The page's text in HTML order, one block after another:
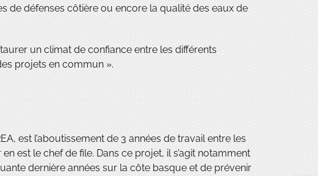
de défenses côtière ou encore la qualité des eaux de
un climat de confiance entre les différents
projets en commun ».
est l’aboutissement de 3 années de travail entre les
est le chef de file. Dans ce projet, il s’agit notamment
dernière années sur la côte basque et de prévenir